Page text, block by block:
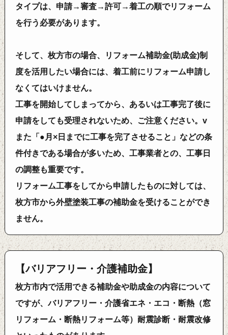
タイプは、申請→審査→許可→着工の順でリフォーム
を行う必要があります。
そして、枚方市の場合、リフォーム補助金(助成金)制
度を活用したい場合には、着工前にリフォーム申請し
なくてはいけません。
工事を開始してしまってから、あるいは工事完了後に
申請をしても受理されないため、ご注意ください。v
また「●月×日までに工事を完了させること」などの条
件付きである場合が多いため、工事業者との、工事日
の調整も重要です。
リフォーム工事をしてから申請したものに対しては、
枚方市から外壁塗装工事の補助金を受けることができ
ません。
【バリアフリー・介護補助金】
枚方市内で活用できる補助金や助成金の内容について
ですが、バリアフリー・介護省エネ・エコ・断熱（窓
リフォーム・断熱リフォーム等）耐震診断・耐震改修